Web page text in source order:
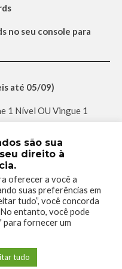
no seu console para
até 05/09)
1 Nível OU Vingue 1
75 Rewards
– 75 Rewards
1 hora
diferentes da
PC) –10 Rewards
6 Solicitações
este mês– 25 Rewards
este mês
são sua
direito à
oferecer a você a
suas preferências em
tudo”, você concorda
entanto, você pode
para fornecer um
tudo